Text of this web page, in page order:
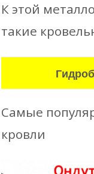
К этой
такие
Самые
кровли